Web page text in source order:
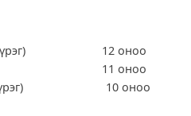
дүүрэг) 12 оноо
аймаг) 11 оноо
дүүрэг) 10 оноо